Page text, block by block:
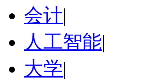
会计|
人工智能|
大学|